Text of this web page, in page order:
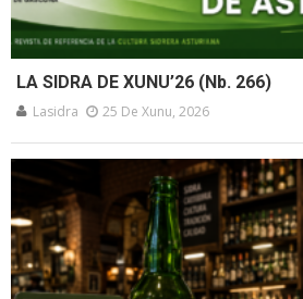
LA SIDRA DE XUNU’26 (Nb. 266)
Lasidra 25 De Xunu, 2026